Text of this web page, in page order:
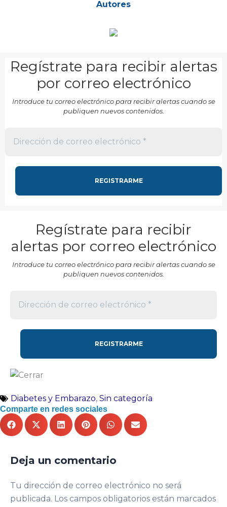
Autores
Regístrate para recibir alertas
por correo electrónico
Introduce tu correo electrónico para recibir alertas cuando se
publiquen nuevos contenidos.
Regístrate para recibir
alertas por correo electrónico
Introduce tu correo electrónico para recibir alertas cuando se
publiquen nuevos contenidos.
Diabetes y Embarazo, Sin categoría
Comparte en redes sociales
Deja un comentario
Tu dirección de correo electrónico no será
publicada. Los campos obligatorios están marcados